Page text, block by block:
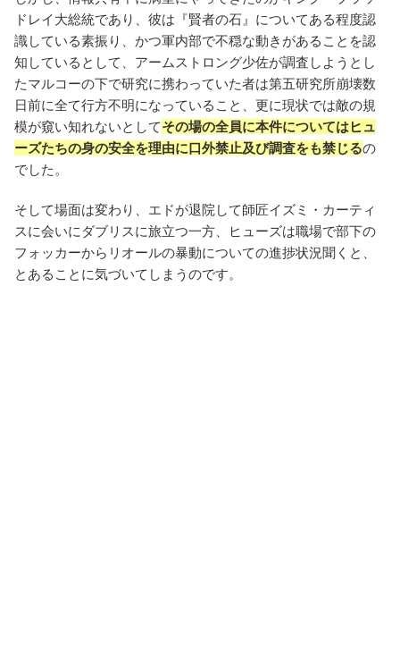
ドレイ大総統であり、彼は『賢者の石』についてある程度認
識している素振り、かつ軍内部で不穏な動きがあることを認
知しているとして、アームストロング少佐が調査しようとし
たマルコーの下で研究に携わっていた者は第五研究所崩壊数
日前に全て行方不明になっていること、更に現状では敵の規
模が窺い知れないとしてその場の全員に本件についてはヒュ
ーズたちの身の安全を理由に口外禁止及び調査をも禁じるの
でした。
そして場面は変わり、エドが退院して師匠イズミ・カーティ
スに会いにダブリスに旅立つ一方、ヒューズは職場で部下の
フォッカーからリオールの暴動についての進捗状況聞くと、
とあることに気づいてしまうのです。